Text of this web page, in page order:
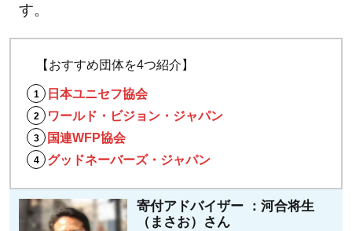
す。
【おすすめ団体を4つ紹介】
日本ユニセフ協会
ワールド・ビジョン・ジャパン
国連WFP協会
グッドネーバーズ・ジャパン
寄付アドバイザー ：河合将生
（まさお）さん